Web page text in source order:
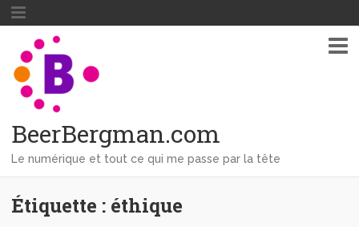
BeerBergman.com
Le numérique et tout ce qui me passe par la tête
Étiquette : éthique